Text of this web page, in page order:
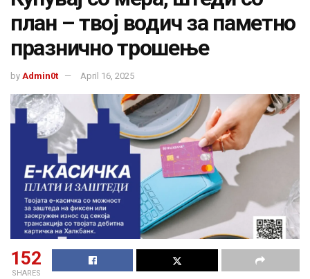
план – твој водич за паметно
празнично трошење
by Admin0t April 16, 2025
152
SHARES